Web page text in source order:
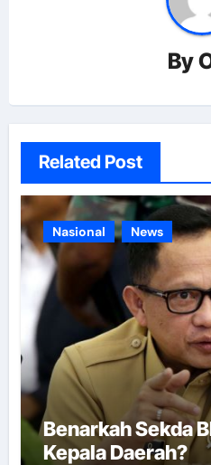
By
Related Post
Nasional News
Benarkah Sekda
Kepala Daerah?